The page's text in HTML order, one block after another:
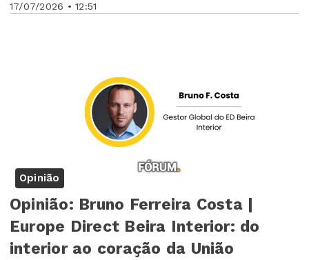
17/07/2026 • 12:51
Opinião
Opinião: Bruno Ferreira Costa |
Europe Direct Beira Interior: do
interior ao coração da União